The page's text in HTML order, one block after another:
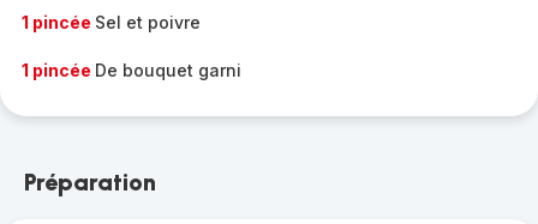
1 pincée Sel et poivre
1 pincée De bouquet garni
Préparation